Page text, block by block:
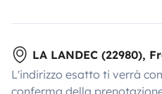
LA LANDEC (22980),
L'indirizzo esatto ti verrà
conferma della